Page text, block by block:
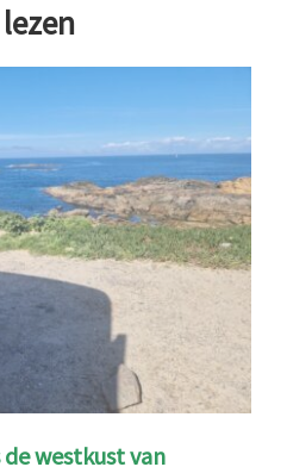
westkust van